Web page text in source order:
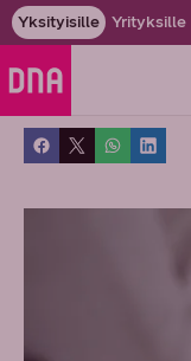
Yksityisille Yrityksille